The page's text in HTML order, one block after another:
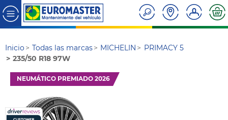
Inicio Todas las marcas MICHELIN
PRIMACY 5
235/50 R18 97W
NEUMÁTICO PREMIADO 2026